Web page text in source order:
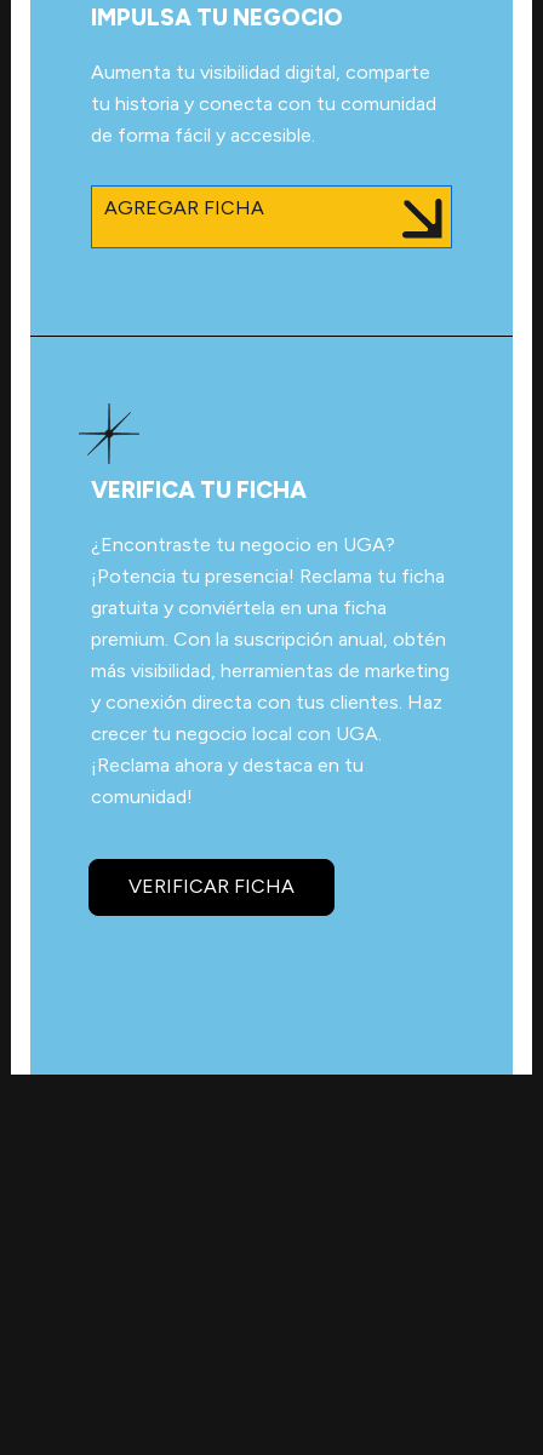
IMPULSA TU NEGOCIO
Aumenta tu visibilidad digital, comparte
tu historia y conecta con tu comunidad
de forma fácil y accesible.
AGREGAR FICHA
VERIFICA TU FICHA
¿Encontraste tu negocio en UGA?
¡Potencia tu presencia! Reclama tu ficha
gratuita y conviértela en una ficha
premium. Con la suscripción anual, obtén
más visibilidad, herramientas de marketing
y conexión directa con tus clientes. Haz
crecer tu negocio local con UGA.
¡Reclama ahora y destaca en tu
comunidad!
VERIFICAR FICHA